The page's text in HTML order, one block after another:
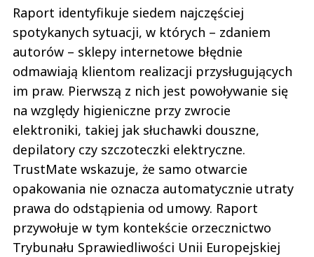
Raport identyfikuje siedem najczęściej
spotykanych sytuacji, w których – zdaniem
autorów – sklepy internetowe błędnie
odmawiają klientom realizacji przysługujących
im praw. Pierwszą z nich jest powoływanie się
na względy higieniczne przy zwrocie
elektroniki, takiej jak słuchawki douszne,
depilatory czy szczoteczki elektryczne.
TrustMate wskazuje, że samo otwarcie
opakowania nie oznacza automatycznie utraty
prawa do odstąpienia od umowy. Raport
przywołuje w tym kontekście orzecznictwo
Trybunału Sprawiedliwości Unii Europejskiej